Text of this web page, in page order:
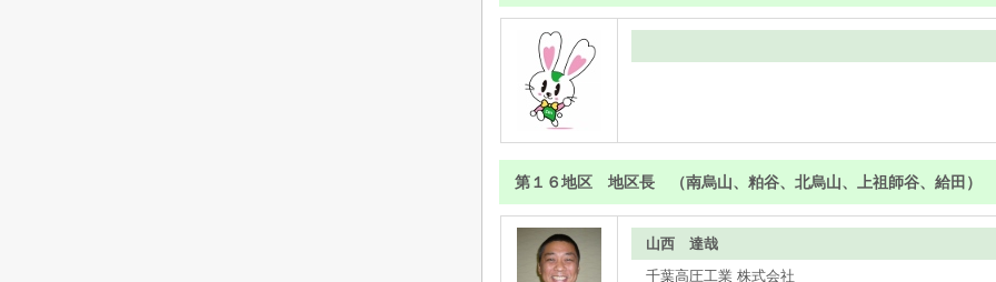
第１６地区 地区長 （南烏山、粕谷、北烏山、上祖師谷、給田）
山西 達哉
千葉高圧工業 株式会社